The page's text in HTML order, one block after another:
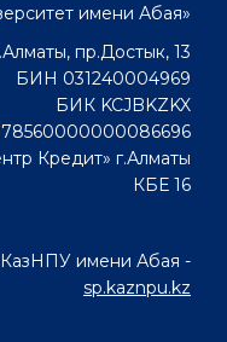
имени Абая»
пр.Достык, 13
БИН 031240004969
БИК KCJBKZKX
Кредит» г.Алматы
КБЕ 16
КазНПУ имени Абая -
sp.kaznpu.kz